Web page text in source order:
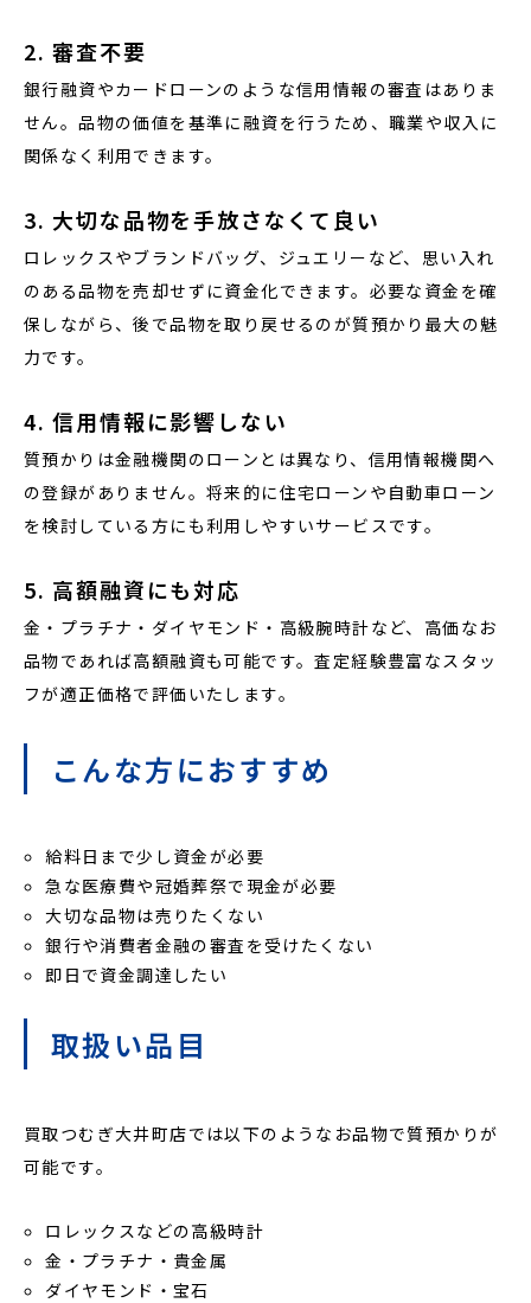
2. 審査不要
銀行融資やカードローンのような信用情報の審査はありま
せん。品物の価値を基準に融資を行うため、職業や収入に
関係なく利用できます。
3. 大切な品物を手放さなくて良い
ロレックスやブランドバッグ、ジュエリーなど、思い入れ
のある品物を売却せずに資金化できます。必要な資金を確
保しながら、後で品物を取り戻せるのが質預かり最大の魅
力です。
4. 信用情報に影響しない
質預かりは金融機関のローンとは異なり、信用情報機関へ
の登録がありません。将来的に住宅ローンや自動車ローン
を検討している方にも利用しやすいサービスです。
5. 高額融資にも対応
金・プラチナ・ダイヤモンド・高級腕時計など、高価なお
品物であれば高額融資も可能です。査定経験豊富なスタッ
フが適正価格で評価いたします。
こんな方におすすめ
給料日まで少し資金が必要
急な医療費や冠婚葬祭で現金が必要
大切な品物は売りたくない
銀行や消費者金融の審査を受けたくない
即日で資金調達したい
取扱い品目
買取つむぎ大井町店では以下のようなお品物で質預かりが
可能です。
ロレックスなどの高級時計
金・プラチナ・貴金属
ダイヤモンド・宝石